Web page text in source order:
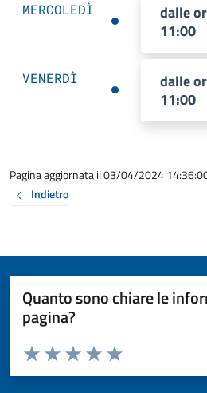
MERCOLEDÌ
dalle
11:00
VENERDÌ
dalle
11:00
Pagina aggiornata il 03/04/2024
Indietro
Quanto sono chiare le
pagina?
Valuta da 1 a 5 stelle la pagina
Valuta 5 stelle su 5
Valuta 4 stelle su 5
Valuta 3 stelle su 5
Valuta 2 stelle su 5
Valuta 1 stelle su 5